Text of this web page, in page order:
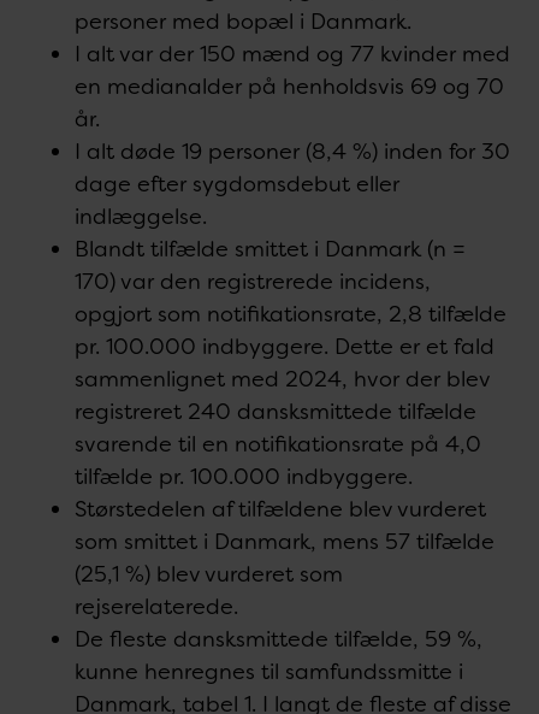
personer med bopæl i Danmark.
I alt var der 150 mænd og 77 kvinder med
en medianalder på henholdsvis 69 og 70
år.
I alt døde 19 personer (8,4 %) inden for 30
dage efter sygdomsdebut eller
indlæggelse.
Blandt tilfælde smittet i Danmark (n =
170) var den registrerede incidens,
opgjort som notifikationsrate, 2,8 tilfælde
pr. 100.000 indbyggere. Dette er et fald
sammenlignet med 2024, hvor der blev
registreret 240 dansksmittede tilfælde
svarende til en notifikationsrate på 4,0
tilfælde pr. 100.000 indbyggere.
Størstedelen af tilfældene blev vurderet
som smittet i Danmark, mens 57 tilfælde
(25,1 %) blev vurderet som
rejserelaterede.
De fleste dansksmittede tilfælde, 59 %,
kunne henregnes til samfundssmitte i
Danmark, tabel 1. I langt de fleste af disse